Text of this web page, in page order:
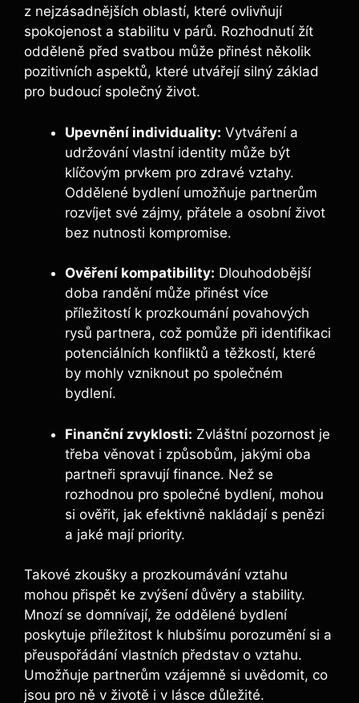
z nejzásadnějších oblastí, které ovlivňují
spokojenost a stabilitu v párů. Rozhodnutí žít
odděleně před svatbou může přinést několik
pozitivních aspektů, které utvářejí silný základ
pro budoucí společný život.
Upevnění individuality: Vytváření a
udržování vlastní identity může být
klíčovým prvkem pro zdravé vztahy.
Oddělené bydlení umožňuje partnerům
rozvíjet své zájmy, přátele a osobní život
bez nutnosti kompromise.
Ověření kompatibility: Dlouhodobější
doba randění může přinést více
příležitostí k prozkoumání povahových
rysů partnera, což pomůže při identifikaci
potenciálních konfliktů a těžkostí, které
by mohly vzniknout po společném
bydlení.
Finanční zvyklosti: Zvláštní pozornost je
třeba věnovat i způsobům, jakými oba
partneři spravují finance. Než se
rozhodnou pro společné bydlení, mohou
si ověřit, jak efektivně nakládají s penězi
a jaké mají priority.
Takové zkoušky a prozkoumávání vztahu
mohou přispět ke zvýšení důvěry a stability.
Mnozí se domnívají, že oddělené bydlení
poskytuje příležitost k hlubšímu porozumění si a
přeuspořádání vlastních představ o vztahu.
Umožňuje partnerům vzájemně si uvědomit, co
jsou pro ně v životě i v lásce důležité.